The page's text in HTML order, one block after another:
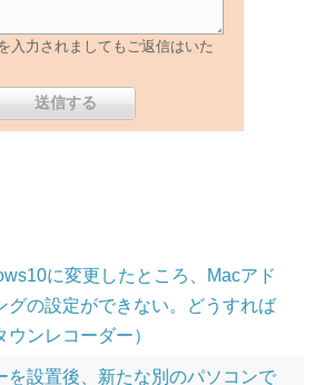
入力されましてもご返信はいた
に変更したところ、Macアド
グの設定ができない。どうすれば
ンレコーダー）
を設置後、新たな別のパソコンで